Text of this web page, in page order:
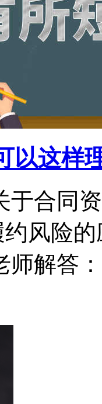
以这样
于合同
风险
师解答